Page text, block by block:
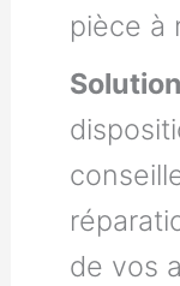
pièce à
de vos